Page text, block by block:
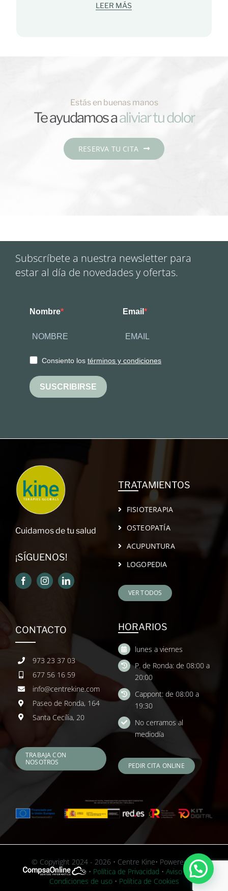
LEER MÁS
Estás en buenas manos
Te ayudamos a
RESERVA TU CITA
Subscríbete a nuestra newsletter para
estar al día de novedades y ofertas.
Nombre Email
Consiento los términos y condiciones
SUSCRIBIRSE
Cuidamos de tu salud
¡SÍGUENOS!
TRATAMIENTOS
FISIOTERAPIA
OSTEOPATÍA
ACUPUNTURA
LOGOPEDIA
VER TODOS
CONTACTO
973 23 37 03
677 56 16 59
info@centrekine.com
Paseo de Ronda, 164
Santa Cecília, 20
TRABAJA CON
NOSOTROS
HORARIOS
lunes a viernes
P. de Ronda: de 08:00 a
20:00
Cappont: de 08:00 a
19:30
No cerramos al
mediodía
PEDIR CITA ONLINE
© Copyright 2024 - 2026 • Centre Kine• Powered by
• Política de Privacidad • Aviso Legal y
Condiciones de uso• Política de Cookies